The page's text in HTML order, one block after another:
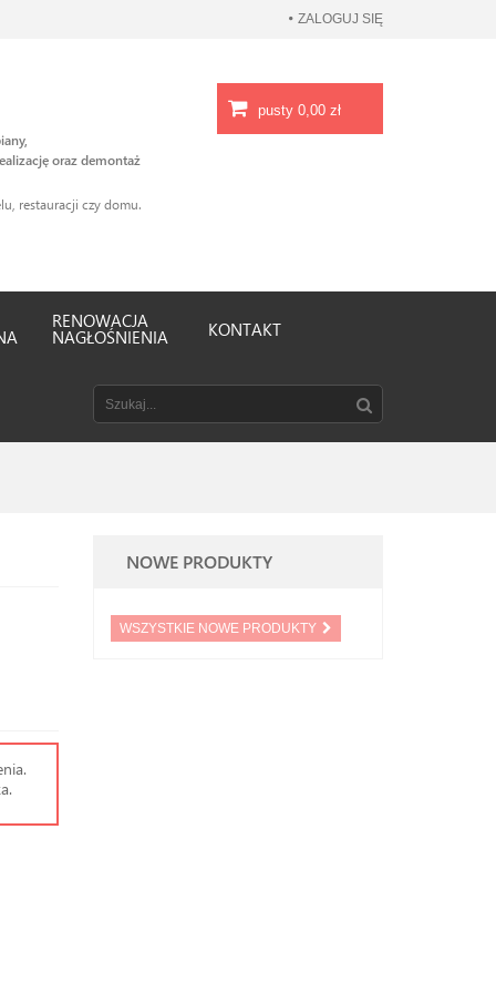
ZALOGUJ SIĘ
oraz demontaż
restauracji czy domu.
pusty 0,00 zł
RENOWACJA
NAGŁOŚNIENIA KONTAKT
NOWE PRODUKTY
WSZYSTKIE NOWE PRODUKTY